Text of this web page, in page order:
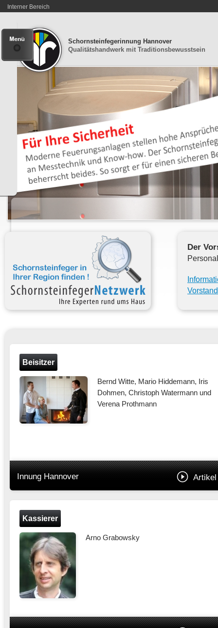
Interner Bereich
Schornsteinfegerinnung Hannover
Qualitätshandwerk mit Traditionsbewusstsein
Der
Innung Hannover
Beisitzer
Bernd Witte, Mario Hiddemann, Iris
Dohmen, Christoph Watermann und
Verena Prothmann
Kassierer
Arno Grabowsky